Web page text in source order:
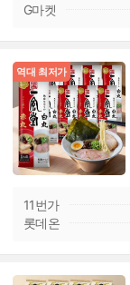
G마켓
역대 최저가
11번가
롯데온